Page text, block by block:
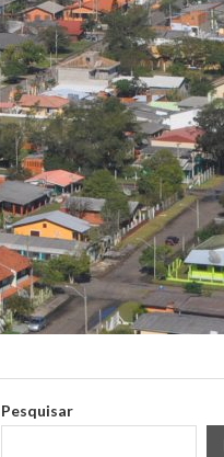
Pesquisar